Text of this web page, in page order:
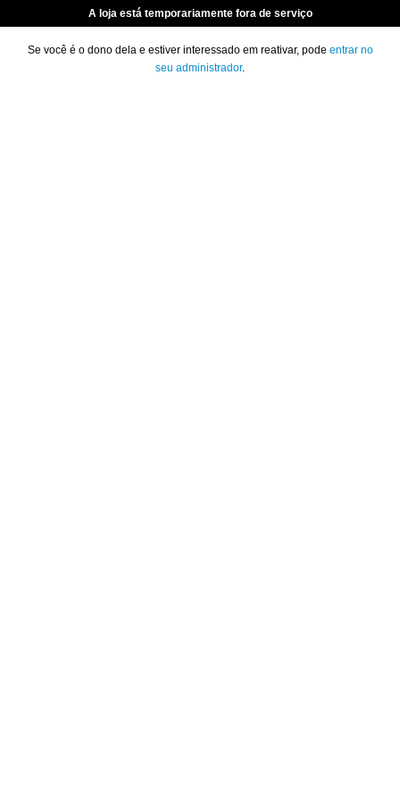
A loja está temporariamente fora de serviço
Se você é o dono dela e estiver interessado em reativar, pode entrar no
seu administrador.